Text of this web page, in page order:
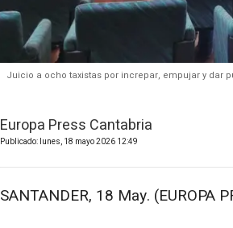
Juicio a ocho taxistas por increpar, empujar y dar
Europa Press Cantabria
Publicado: lunes, 18 mayo 2026 12:49
SANTANDER, 18 May. (EUROPA